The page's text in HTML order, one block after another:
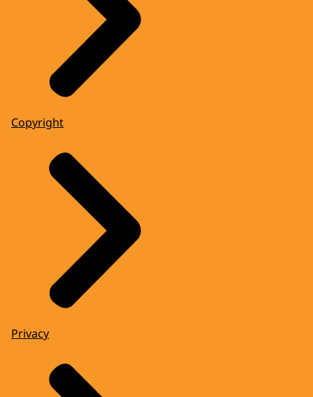
Copyright
Privacy